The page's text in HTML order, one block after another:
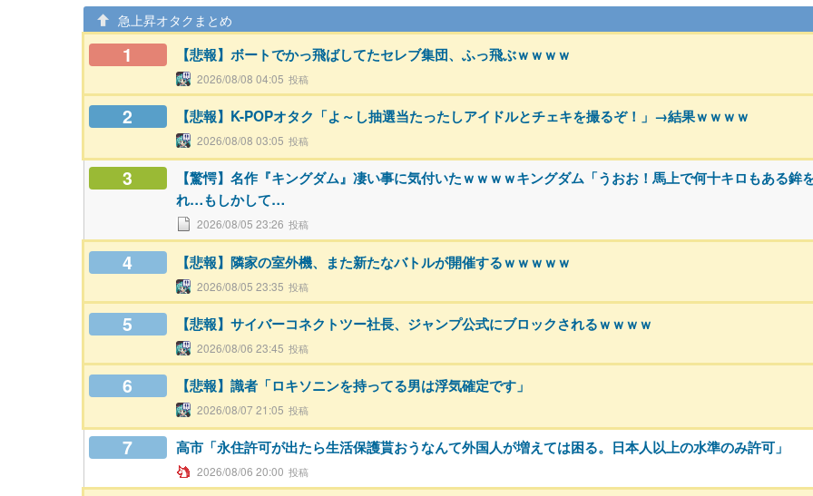
急上昇オタクまとめ
1 【悲報】ボートでかっ飛ばしてたセレブ集団、ふっ飛ぶｗｗｗｗ
2026/08/08 04:05
2 【悲報】K-POPオタク「よ～し抽選当たったしアイドルとチェキを撮るぞ！」→結果ｗｗｗｗ
2026/08/08 03:05
3
【驚愕】名作『キングダム』凄い事に気付いたｗｗｗｗキングダム「うおお！馬上で何十キロもある
れ…もしかして…
2026/08/05 23:26
4 【悲報】隣家の室外機、また新たなバトルが開催するｗｗｗｗｗ
2026/08/05 23:35
5 【悲報】サイバーコネクトツー社長、ジャンプ公式にブロックされるｗｗｗｗ
2026/08/06 23:45
6 【悲報】識者「ロキソニンを持ってる男は浮気確定です」
2026/08/07 21:05
7 高市「永住許可が出たら生活保護貰おうなんて外国人が増えては困る。日本人以上の水準のみ許可」
2026/08/06 20:00